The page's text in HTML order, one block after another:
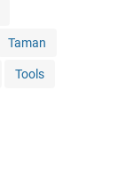
Taman
Tools